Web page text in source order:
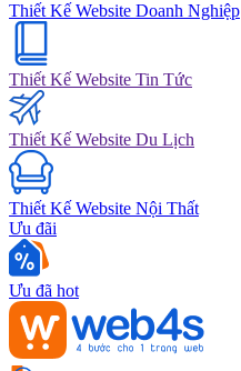
Thiết Kế Website Doanh Nghiệp
Thiết Kế Website Tin Tức
Thiết Kế Website Du Lịch
Thiết Kế Website Nội Thất
Ưu đãi
Ưu đã hot